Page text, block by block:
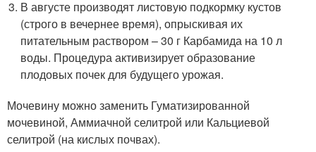
В августе производят листовую подкормку кустов
(строго в вечернее время), опрыскивая их
питательным раствором – 30 г Карбамида на 10 л
воды. Процедура активизирует образование
плодовых почек для будущего урожая.
Мочевину можно заменить Гуматизированной
мочевиной, Аммиачной селитрой или Кальциевой
селитрой (на кислых почвах).